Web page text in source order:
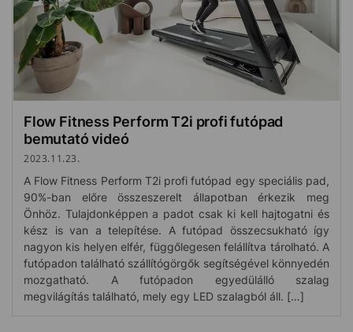
Flow Fitness Perform T2i profi futópad
bemutató videó
2023.11.23.
A Flow Fitness Perform T2i profi futópad egy speciális pad,
90%-ban előre összeszerelt állapotban érkezik meg
Önhöz. Tulajdonképpen a padot csak ki kell hajtogatni és
kész is van a telepítése. A futópad összecsukható így
nagyon kis helyen elfér, függőlegesen felállítva tárolható. A
futópadon található szállítógörgők segítségével könnyedén
mozgatható. A futópadon egyedülálló szalag
megvilágítás található, mely egy LED szalagból áll. […]